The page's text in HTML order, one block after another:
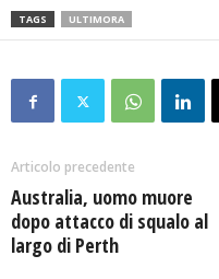
TAGS ULTIMORA
Articolo precedente
Australia, uomo muore
dopo attacco di squalo al
largo di Perth